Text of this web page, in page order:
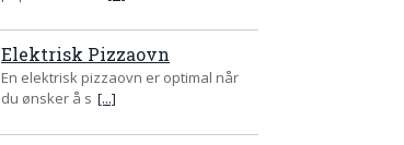
Elektrisk Pizzaovn
En elektrisk pizzaovn er optimal når
du ønsker å s [...]